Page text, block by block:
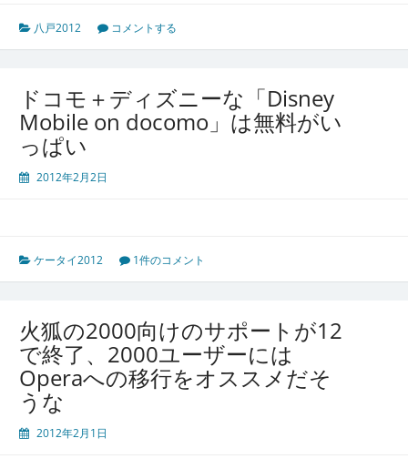
八戸2012 コメントする
ドコモ＋ディズニーな「Disney
Mobile on docomo」は無料がい
っぱい
2012年2月2日
ケータイ2012 1件のコメント
火狐の2000向けのサポートが12
で終了、2000ユーザーには
Operaへの移行をオススメだそ
うな
2012年2月1日